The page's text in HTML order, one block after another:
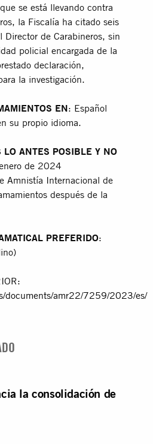
se está llevando contra
la Fiscalía ha citado seis
Director de Carabineros, sin
policial encargada de la
declaración,
la investigación.
EN: Español
su propio idioma.
ANTES POSIBLE Y NO
de 2024
Amnistía Internacional de
después de la
PREFERIDO:
documents/amr22/7259/2023/es/
la consolidación de